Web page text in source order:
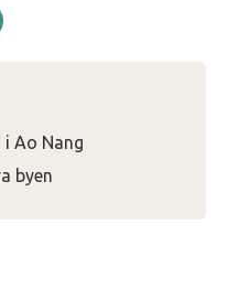
i Ao Nang
byen